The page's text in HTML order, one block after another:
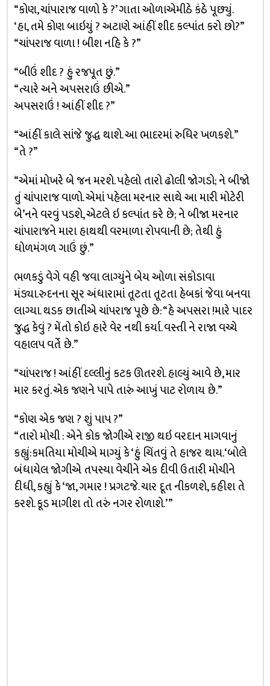
“કોણ, ચાંપારાજ વાળો કે ?’ ગાતા ઓળાએમીઠે કંઠે પૂછ્યું.
‘હા, તમે કોણ બાઇયું ? અટાણે આંહીં શીદ કલ્પાંત કરો છો?”
“ચાંપરાજ વાળા ! બીશ નહિ કે ?”
“બીઉં શીદ ? હું રજપૂત છું.”
“ત્યારે અને અપસરાઉં છીએ.”
અપસરાઉં ! આંહીં શીદ ?”
“આંહીં કાલે સાંજે જુદ્ધ થાશે. આ ભાદરમાં રુધિર ખળકશે.”
“તે ?”
“એમાં મોખરે બે જન મરશે. પહેલો તારો ઢોલી જોગડો; ને બીજો
તું ચાંપારાજ વાળો. એમાં પહેલા મરનાર સાથે આ મારી મોટેરી
બે’નને વરવું પડશે, એટલે ઇ કલ્પાંત કરે છે; ને બીજા મરનાર
ચાંપારાજને મારા હાથથી વરમાળા રોપવાની છે; તેથી હું
ધોળમંગળ ગાઉં છું.”
ભળકડું વેગે વહી જવા લાગ્યુંને બેય ઓળા સંકોડાવા
મંડ્યા.રુદનના સૂર અંધારામાં તૂટતા તૂટતા હેબકાં જેવા બનવા
લાગ્યા. થડક છાતીએ ચાંપરાજ પૂછે છે: “હે અપસરા !મારે પાદર
જુદ્ધ કેવું ? મેંતો કોઇ હારે વેર નથી કર્યા. વસ્તી ને રાજા વચ્ચે
વહાલપ વર્તે છે.”
“ચાંપરાજ ! આંહીં દલ્લીનું કટક ઊતરશે. હાલ્યું આવે છે, માર
માર કરતું. એક જણને પાપે તારું આખું પાટ રોળાય છે.”
“કોણ એક જણ ? શું પાપ ?”
“તારો મોચી : એને કોક જોગીએ રાજી થઇ વરદાન માગવાનું
કહ્યું:કમતિયા મોચીએ માગ્યું કે ‘હું ચિંતવું તે હાજર થાય. ‘બોલે
બંધાયેલ જોગીએ તપસ્યા વેચીને એક દીવી ઉતારી મોચીને
દીધી, કહ્યું કે ‘જા, ગમાર ! પ્રગટજે. ચાર દૂત નીકળશે, કહીશ તે
કરશે. કૂડ માગીશ તો તરું નગર રોળાશે.’ ”